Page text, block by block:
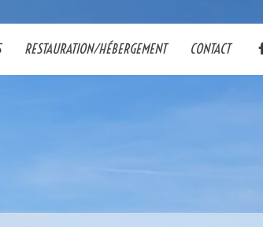
RESTAURATION/HÉBERGEMENT CONTACT